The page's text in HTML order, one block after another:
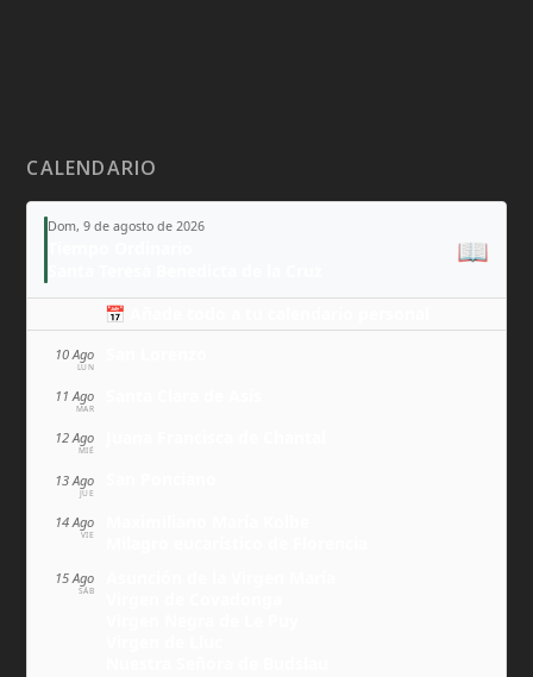
CALENDARIO
Dom, 9 de agosto de 2026
📖
📅 Añade todo a tu calendario personal
10 Ago
LUN
11 Ago
MAR
12 Ago
MIÉ
13 Ago
JUE
14 Ago
VIE
15 Ago
SÁB